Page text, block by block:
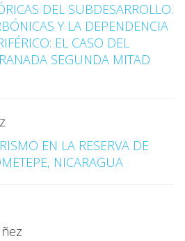
DEL SUBDESARROLLO.
Y LA DEPENDENCIA
EL CASO DEL
SEGUNDA MITAD
EN LA RESERVA DE
NICARAGUA